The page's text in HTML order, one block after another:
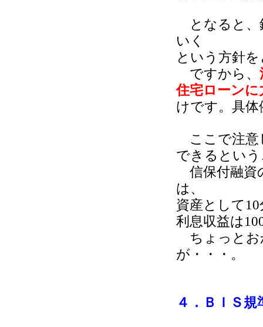
となると、
いく
という方針
ですから、
住宅ローン
けです。具
ここで注意
できるとい
信保付融資
は、
資産として
利息収益は
ちょっとお
が・・・。
４．ＢＩＳ規